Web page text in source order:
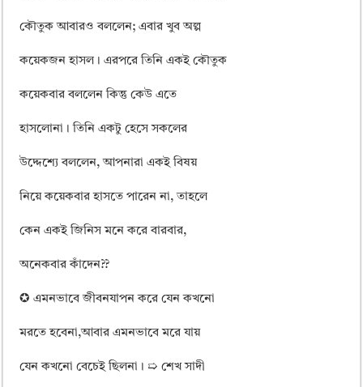
কৌতুক আবারও বললেন; এবার খুব অল্প
কয়েকজন হাসল। এরপরে তিনি একই কৌতুক
কয়েকবার বললেন কিন্তু কেউ এতে
হাসলোনা। তিনি একটু হেসে সকলের
উদ্দেশ্যে বললেন, আপনারা একই বিষয়
নিয়ে কয়েকবার হাসতে পারেন না, তাহলে
কেন একই জিনিস মনে করে বারবার,
অনেকবার কাঁদেন??
✪ এমনভাবে জীবনযাপন করে যেন কখনো
মরতে হবেনা,আবার এমনভাবে মরে যায়
যেন কখনো বেচেই ছিলনা। ➯ শেখ সাদী